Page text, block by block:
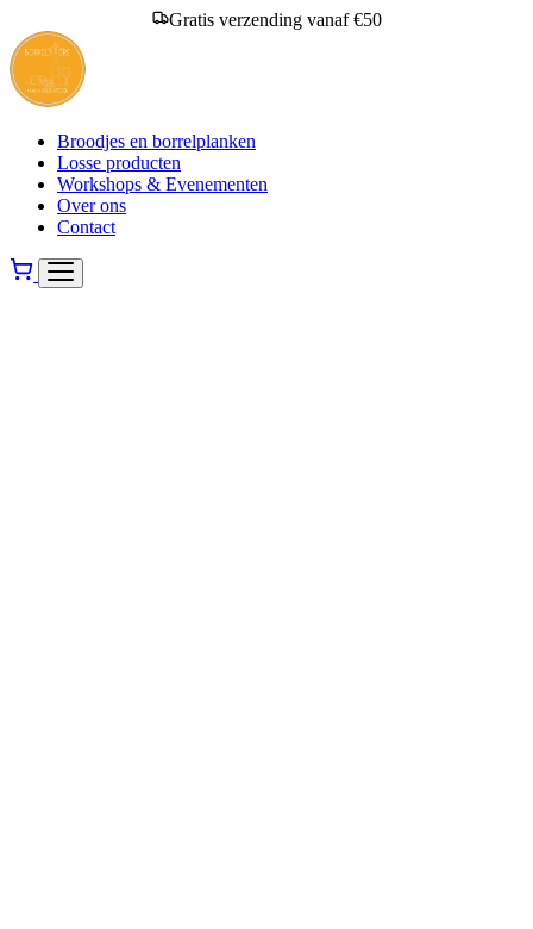
Gratis verzending vanaf €50
Broodjes en borrelplanken
Losse producten
Workshops & Evenementen
Over ons
Contact